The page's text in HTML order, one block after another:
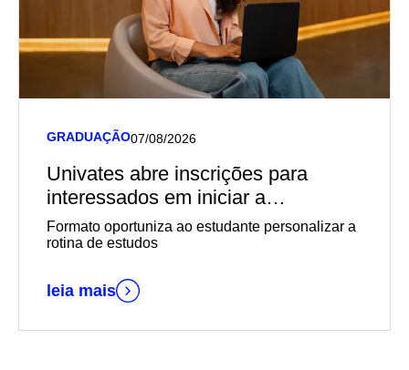
GRADUAÇÃO07/08/2026
Univates abre inscrições para
interessados em iniciar a
graduação EaD em outubro
Formato oportuniza ao estudante personalizar a
rotina de estudos
leia mais